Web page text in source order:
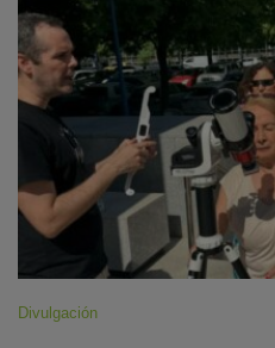
Divulgación